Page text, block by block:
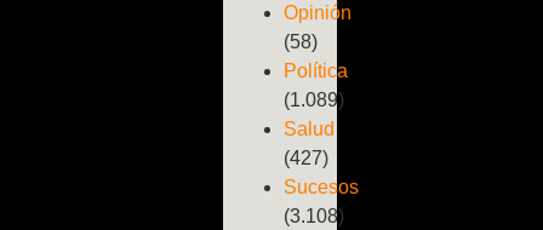
Opinión
(58)
Política
(1.089)
Salud
(427)
Sucesos
(3.108)